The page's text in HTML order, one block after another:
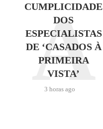
CUMPLICIDADE
DOS
ESPECIALISTAS
DE ‘CASADOS À
PRIMEIRA
VISTA’
3 horas ago
A